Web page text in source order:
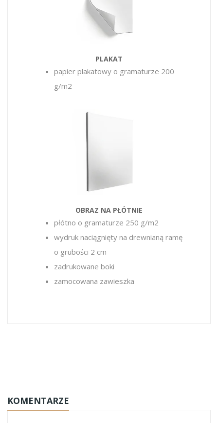
PLAKAT
papier plakatowy o gramaturze 200
g/m2
OBRAZ NA PŁÓTNIE
płótno o gramaturze 250 g/m2
wydruk naciągnięty na drewnianą ramę
o grubości 2 cm
zadrukowane boki
zamocowana zawieszka
KOMENTARZE